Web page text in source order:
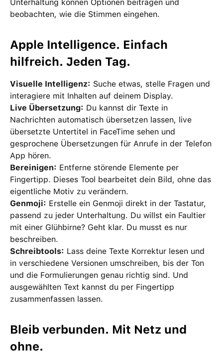
Unterhaltung können Optionen beitragen und
beobachten, wie die Stimmen eingehen.
Apple Intelligence. Einfach
hilfreich. Jeden Tag.
Visuelle Intelligenz: Suche etwas, stelle Fragen und
interagiere mit Inhalten auf deinem Display.
Live Übersetzung: Du kannst dir Texte in
Nachrichten automatisch übersetzen lassen, live
übersetzte Untertitel in FaceTime sehen und
gesprochene Übersetzungen für Anrufe in der Telefon
App hören.
Bereinigen: Entferne störende Elemente per
Fingertipp. Dieses Tool bearbeitet dein Bild, ohne das
eigentliche Motiv zu verändern.
Genmoji: Erstelle ein Genmoji direkt in der Tastatur,
passend zu jeder Unterhaltung. Du willst ein Faultier
mit einer Glühbirne? Geht klar. Du musst es nur
beschreiben.
Schreibtools: Lass deine Texte Korrektur lesen und
in verschiedene Versionen umschreiben, bis der Ton
und die Formulierungen genau richtig sind. Und
ausgewählten Text kannst du per Fingertipp
zusammenfassen lassen.
Bleib verbunden. Mit Netz und
ohne.